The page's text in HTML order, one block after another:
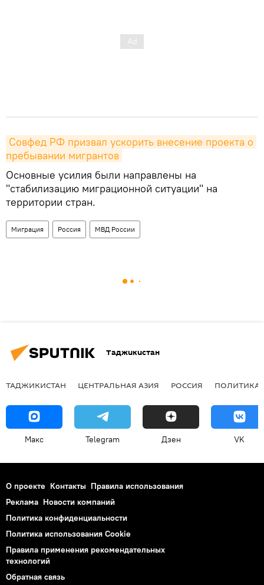
Совфед РФ призвал ускорить внесение проекта о
пребывании мигрантов
Основные усилия были направлены на
"стабилизацию миграционной ситуации" на
территории стран.
Миграция Россия МВД России
Таджикистан
ТАДЖИКИСТАН ЦЕНТРАЛЬНАЯ АЗИЯ РОССИЯ ПОЛИТИКА
Макс Telegram Дзен VK
О проекте Контакты Правила использования
Реклама Новости компаний
Политика конфиденциальности
Политика использования Cookie
Правила применения рекомендательных
технологий
Обратная связь